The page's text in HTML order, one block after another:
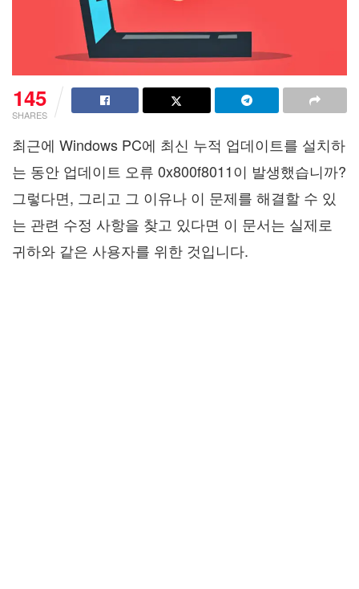
145
SHARES
최근에 Windows PC에 최신 누적 업데이트를 설치하
는 동안 업데이트 오류 0x800f8011이 발생했습니까?
그렇다면, 그리고 그 이유나 이 문제를 해결할 수 있
는 관련 수정 사항을 찾고 있다면 이 문서는 실제로
귀하와 같은 사용자를 위한 것입니다.